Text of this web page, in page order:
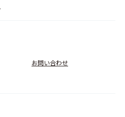
お問い合わせ